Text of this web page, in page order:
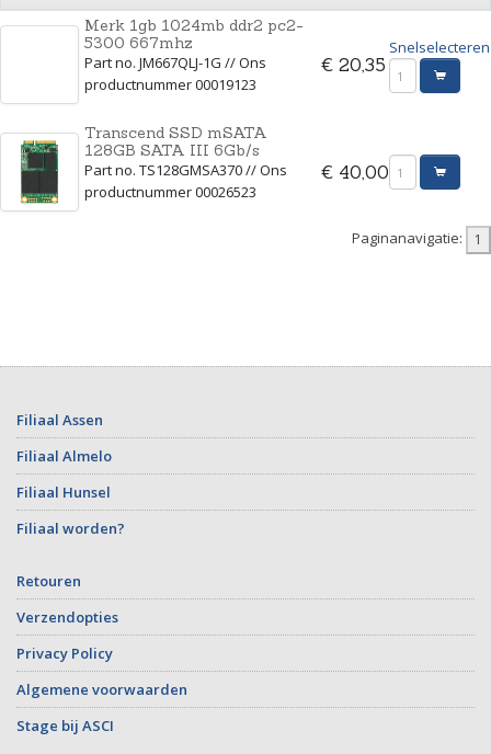
Merk 1gb 1024mb ddr2 pc2-
5300 667mhz
Part no. JM667QLJ-1G // Ons
productnummer 00019123
€ 20,35
Snelselecteren
Transcend SSD mSATA
128GB SATA III 6Gb/s
Part no. TS128GMSA370 // Ons
productnummer 00026523
€ 40,00
Paginanavigatie:
Filiaal Assen
Filiaal Almelo
Filiaal Hunsel
Filiaal worden?
Retouren
Verzendopties
Privacy Policy
Algemene voorwaarden
Stage bij ASCI